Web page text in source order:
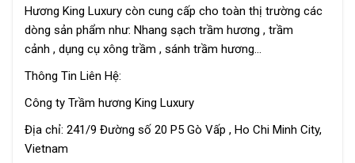
Hương King Luxury còn cung cấp cho toàn thị trường các
dòng sản phẩm như: Nhang sạch trầm hương , trầm
cảnh , dụng cụ xông trầm , sánh trầm hương
Thông Tin Liên Hệ:
Công ty Trầm hương King Luxury
Địa chỉ: 241/9 Đường số 20 P5 Gò Vấp , Ho Chi Minh City,
Vietnam